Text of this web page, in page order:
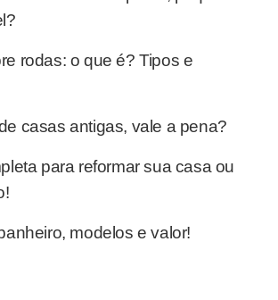
rodas: o que é? Tipos e
casas antigas, vale a pena?
para reformar sua casa ou
modelos e valor!